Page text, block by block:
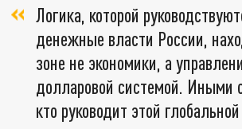
Логика, которой
денежные власти России,
зоне не экономики, а
долларовой системой. Иными
кто руководит этой